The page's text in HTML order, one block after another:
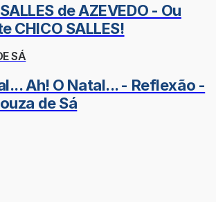
de AZEVEDO - Ou
CHICO SALLES!
SÁ
Ah! O Natal... - Reflexão -
de Sá